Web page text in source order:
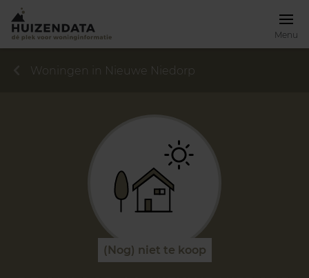
Menu
Woningen in Nieuwe Niedorp
(Nog) niet te koop